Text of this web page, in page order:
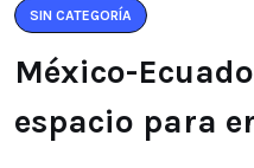
SIN CATEGORÍA
México-
espacio para